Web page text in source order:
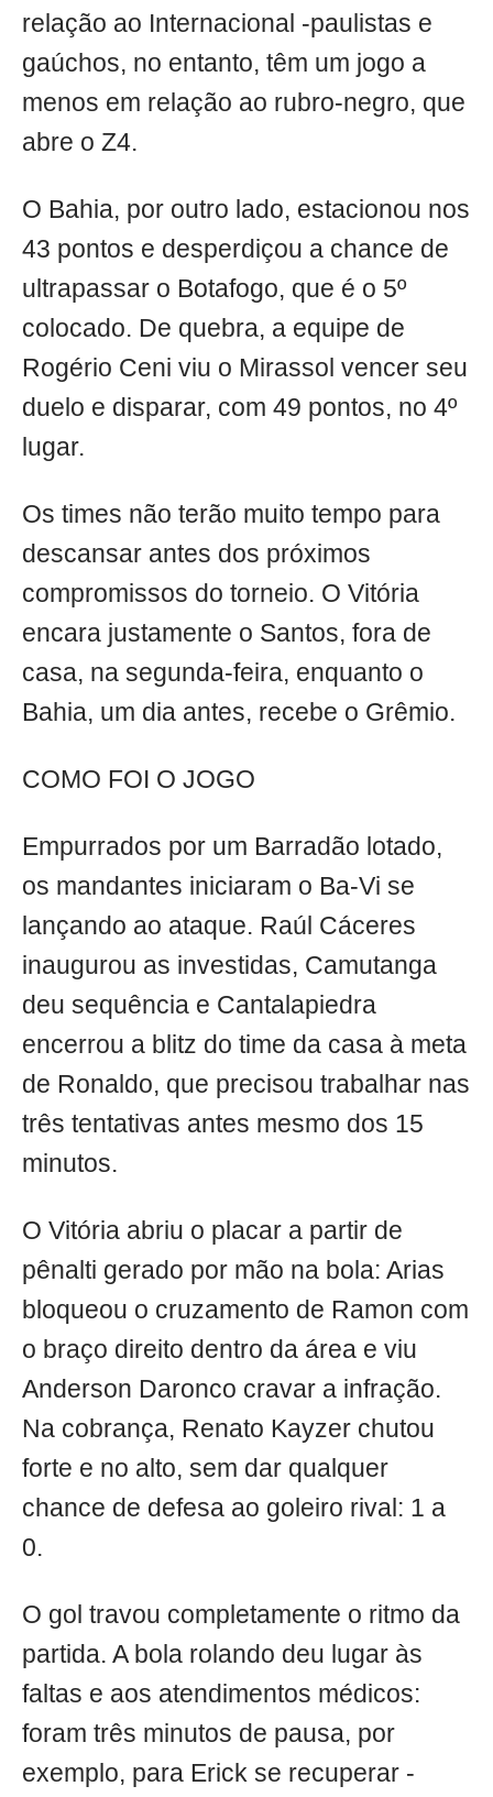
relação ao Internacional -paulistas e
gaúchos, no entanto, têm um jogo a
menos em relação ao rubro-negro, que
abre o Z4.
O Bahia, por outro lado, estacionou nos
43 pontos e desperdiçou a chance de
ultrapassar o Botafogo, que é o 5º
colocado. De quebra, a equipe de
Rogério Ceni viu o Mirassol vencer seu
duelo e disparar, com 49 pontos, no 4º
lugar.
Os times não terão muito tempo para
descansar antes dos próximos
compromissos do torneio. O Vitória
encara justamente o Santos, fora de
casa, na segunda-feira, enquanto o
Bahia, um dia antes, recebe o Grêmio.
COMO FOI O JOGO
Empurrados por um Barradão lotado,
os mandantes iniciaram o Ba-Vi se
lançando ao ataque. Raúl Cáceres
inaugurou as investidas, Camutanga
deu sequência e Cantalapiedra
encerrou a blitz do time da casa à meta
de Ronaldo, que precisou trabalhar nas
três tentativas antes mesmo dos 15
minutos.
O Vitória abriu o placar a partir de
pênalti gerado por mão na bola: Arias
bloqueou o cruzamento de Ramon com
o braço direito dentro da área e viu
Anderson Daronco cravar a infração.
Na cobrança, Renato Kayzer chutou
forte e no alto, sem dar qualquer
chance de defesa ao goleiro rival: 1 a
0.
O gol travou completamente o ritmo da
partida. A bola rolando deu lugar às
faltas e aos atendimentos médicos:
foram três minutos de pausa, por
exemplo, para Erick se recuperar -